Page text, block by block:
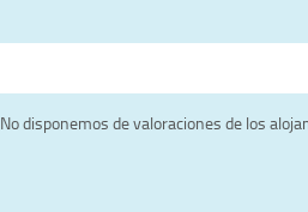
No disponemos de valoraciones de los